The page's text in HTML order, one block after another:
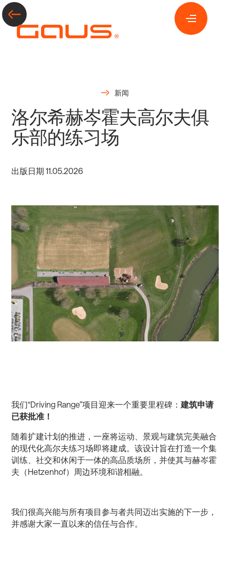
新闻
洛尔希赫岑霍夫高尔夫俱
乐部的练习场
出版日期11.05.2026
我们“Driving Range”项目迎来一个重要里程碑：建筑申请
已获批准！
随着扩建计划的推进，一座将运动、景观与建筑完美融合
的现代化高尔夫练习场即将建成。该设计旨在打造一个集
训练、社交和休闲于一体的高品质场所，并使其与赫岑霍
夫（Hetzenhof）周边环境和谐相融。
我们很高兴能与所有项目参与者共同迈出实施的下一步，
并感谢大家一直以来的信任与合作。